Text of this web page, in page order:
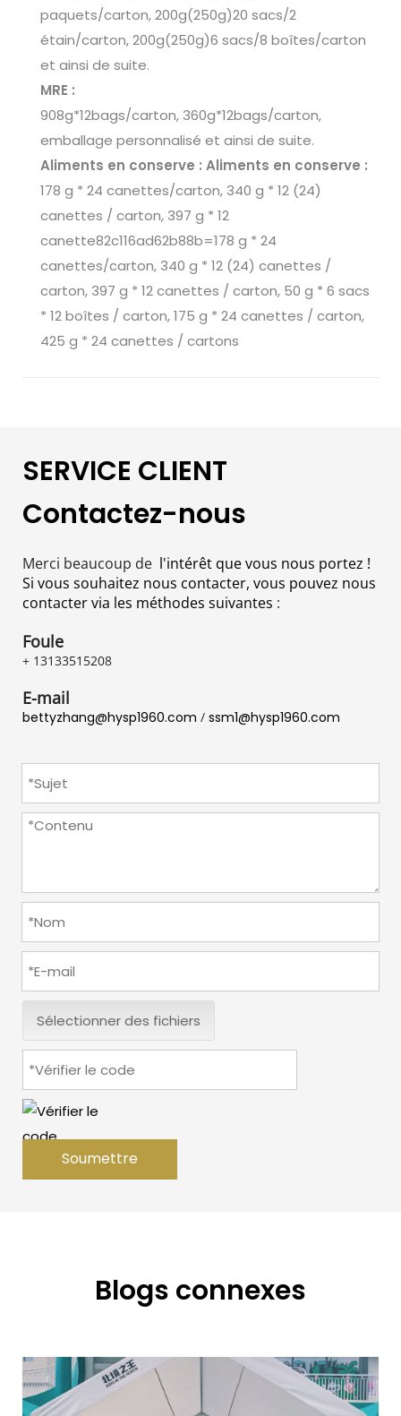
paquets/carton, 200g(250g)20 sacs/2
étain/carton, 200g(250g)6 sacs/8 boîtes/carton
et ainsi de suite.
MRE :
908g*12bags/carton, 360g*12bags/carton,
emballage personnalisé et ainsi de suite.
Aliments en conserve : Aliments en conserve :
178 g * 24 canettes/carton, 340 g * 12 (24)
canettes / carton, 397 g * 12
canette82c116ad62b88b=178 g * 24
canettes/carton, 340 g * 12 (24) canettes /
carton, 397 g * 12 canettes / carton, 50 g * 6 sacs
* 12 boîtes / carton, 175 g * 24 canettes / carton,
425 g * 24 canettes / cartons
SERVICE CLIENT
Contactez-nous
Merci beaucoup de l'intérêt que vous nous portez !
Si vous souhaitez nous contacter, vous pouvez nous
contacter via les méthodes suivantes :
Foule
+ 13133515208
E-mail
bettyzhang@hysp1960.com / ssm1@hysp1960.com
Sélectionner des fichiers
Soumettre
Blogs connexes